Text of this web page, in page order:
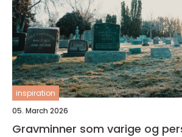
inspiration
05. March 2026
Gravminner som varige og